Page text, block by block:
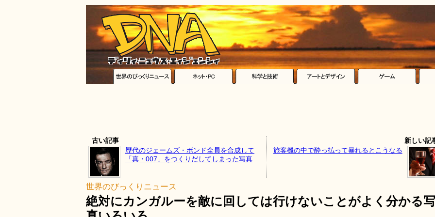
古い記事
歴代のジェームズ・ボンド全員を合成して
「真・007」をつくりだしてしまった写真
新しい記
旅客機の中で酔っ払って暴れるとこうなる
世界のびっくりニュース
絶対にカンガルーを敵に回しては行けないことがよく分かる写